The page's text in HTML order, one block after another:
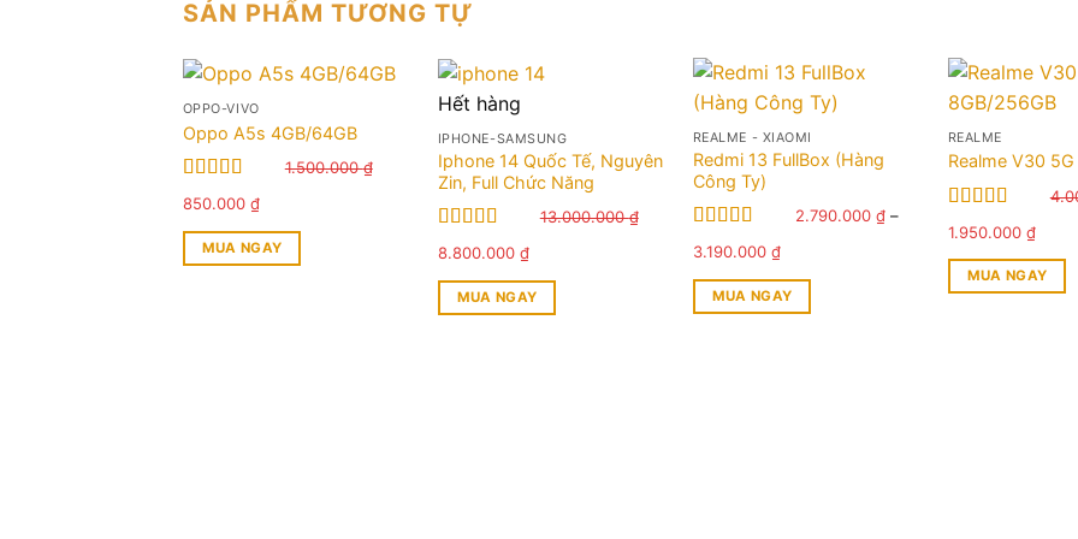
SẢN PHẨM TƯƠNG TỰ
OPPO-VIVO
Oppo A5s 4GB/64GB
Được xếp
hạng5.005
sao
1.500.000₫
Giá
1.500.000 ₫.
850.000 ₫Giá
tại
là:
MUA NGAY
Hết hàng
IPHONE-SAMSUNG
Iphone 14 Quốc Tế, Nguyên
Zin, Full Chức Năng
Được xếp
hạng5.00 5
sao
13.000.000₫
Giá
13.000.000 ₫.
8.800.000 ₫Giá
tại
là:
MUA NGAY
REALME - XIAOMI
Redmi 13 FullBox (Hàng
Công Ty)
Được xếp
hạng5.00 5
sao
2.790.000 ₫ –
3.190.000 ₫Khoảng
từ
2.790.000 ₫
MUA NGAY
REALME
Realme V30
Được xếp
hạng5.00 5
sao
Giá
1.950.000 ₫Giá
tại
MUA NGAY